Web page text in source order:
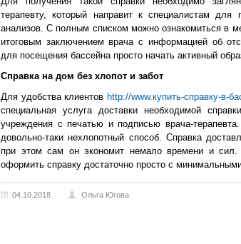
терапевту, который направит к специалистам для
анализов. С полным списком можно ознакомиться в
итоговым заключением врача с информацией об
для посещения бассейна просто начать активный
Справка на дом без хлопот и забот
Для удобства клиентов http://www.купить-справку-в-
специальная услуга доставки необходимой
учреждения с печатью и подписью врача-
довольно-таки нехлопотный способ. Справка
при этом сам он экономит немало времени и
оформить справку достаточно просто с
04.10.2018 Ольга Югова